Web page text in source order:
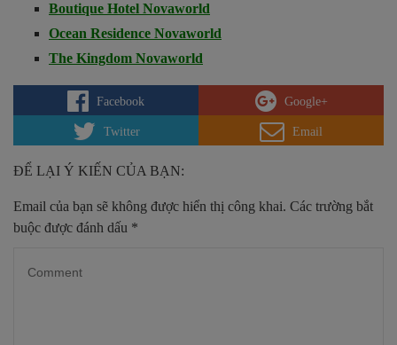
Boutique Hotel Novaworld
Ocean Residence Novaworld
The Kingdom Novaworld
Facebook Google+
Twitter Email
ĐỂ LẠI Ý KIẾN CỦA BẠN:
Email của bạn sẽ không được hiển thị công khai. Các trường bắt
buộc được đánh dấu *